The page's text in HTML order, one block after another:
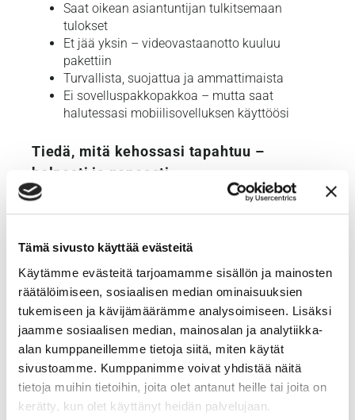
Tämä sivusto käyttää evästeitä
Käytämme evästeitä tarjoamamme sisällön ja mainosten
räätälöimiseen, sosiaalisen median ominaisuuksien
tukemiseen ja kävijämäärämme analysoimiseen. Lisäksi
jaamme sosiaalisen median, mainosalan ja analytiikka-
alan kumppaneillemme tietoja siitä, miten käytät
sivustoamme. Kumppanimme voivat yhdistää näitä
tietoja muihin tietoihin, joita olet antanut heille tai joita on
kerätty, kun olet käyttänyt heidän palvelujaan.
Saat oikean asiantuntijan tulkitsemaan
tulokset
Et jää yksin – videovastaanotto kuuluu
pakettiin
Turvallista, suojattua ja ammattimaista
Ei sovelluspakkopakkoa – mutta saat
halutessasi mobiilisovelluksen käyttöösi
Tiedä, mitä kehossasi tapahtuu –
helposti ja nopeasti
Ei enää epämääräistä odottelua, vaan selkeitä
hyvinvoinnin ohjat omiin käsiisi – kotona,
turvallisesti ja asiantuntijan tukemana.
Valitse oma Kompassisi ja aloita matka
kohti parempaa oloa jo tänään.